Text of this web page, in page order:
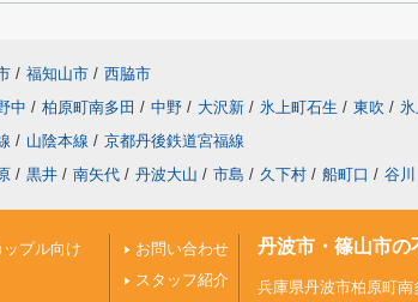
/ 福知山市 / 西脇市
中 / 柏原町南多田 / 中野 / 大沢新 / 氷上町石生 / 東吹 / 氷
/ 山陰本線 / 京都丹後鉄道宮福線
/ 黒井 / 南矢代 / 丹波大山 / 市島 / 久下村 / 船町口 / 谷川
プル向け
お問い合わせ
スタッフ紹介
丹波市・篠山市の
兵庫県丹波市柏原町南